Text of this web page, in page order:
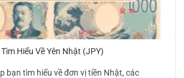
Hiểu Về Yên Nhật (JPY)
bạn tìm hiểu về đơn vị tiền Nhật, các